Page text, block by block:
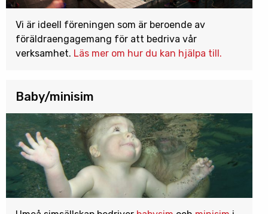
Vi är ideell föreningen som är beroende av
föräldraengagemang för att bedriva vår
verksamhet. Läs mer om hur du kan hjälpa till.
Baby/minisim